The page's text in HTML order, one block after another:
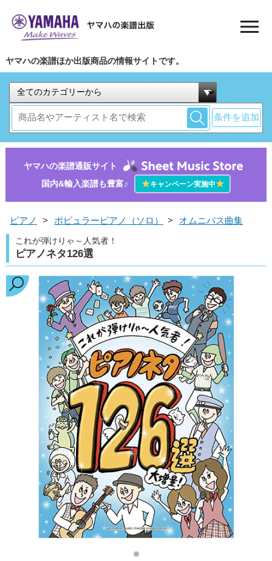
ヤマハの楽譜ほか出版商品の情報サイトです。
条件を追加
ヤマハの楽譜通販サイト
国内&輸入楽譜も豊富♪
★キャンペーン実施中★
ピアノ > ポピュラーピアノ（ソロ） > オムニバス曲集
これが弾けりゃ～人気者！
ピアノネタ126選